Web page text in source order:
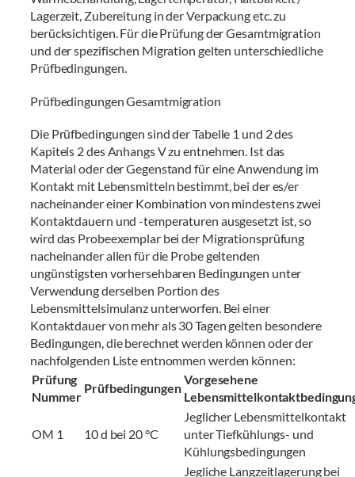
Lagerzeit, Zubereitung in der Verpackung etc. zu
berücksichtigen. Für die Prüfung der Gesamtmigration
und der spezifischen Migration gelten unterschiedliche
Prüfbedingungen.
Prüfbedingungen Gesamtmigration
Die Prüfbedingungen sind der Tabelle 1 und 2 des
Kapitels 2 des Anhangs V zu entnehmen. Ist das
Material oder der Gegenstand für eine Anwendung im
Kontakt mit Lebensmitteln bestimmt, bei der es/er
nacheinander einer Kombination von mindestens zwei
Kontaktdauern und -temperaturen ausgesetzt ist, so
wird das Probeexemplar bei der Migrationsprüfung
nacheinander allen für die Probe geltenden
ungünstigsten vorhersehbaren Bedingungen unter
Verwendung derselben Portion des
Lebensmittelsimulanz unterworfen. Bei einer
Kontaktdauer von mehr als 30 Tagen gelten besondere
Bedingungen, die berechnet werden können oder der
nachfolgenden Liste entnommen werden können:
Prüfung
Nummer
Prüfbedingungen
Vorgesehene
OM 1 10 d bei 20 °C
Jeglicher Lebensmittelkontakt
unter Tiefkühlungs- und
Kühlungsbedingungen
Jegliche Langzeitlagerung bei